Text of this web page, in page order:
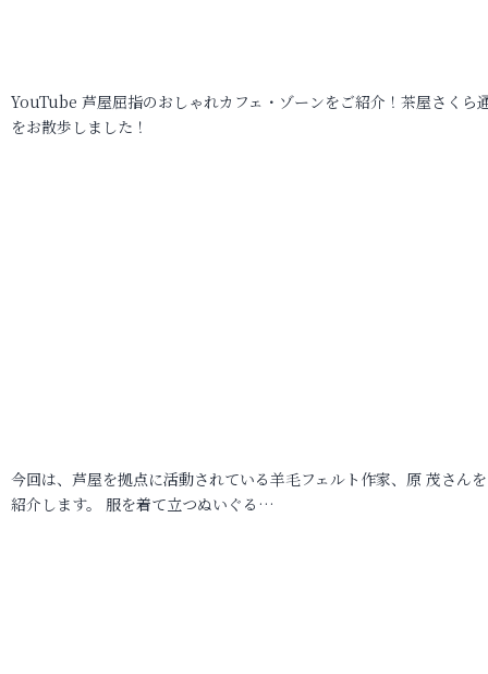
YouTube 芦屋屈指のおしゃれカフェ・ゾーンをご紹介！茶屋さくら
をお散歩しました！
今回は、芦屋を拠点に活動されている羊毛フェルト作家、原 茂さん
紹介します。 服を着て立つぬいぐる…